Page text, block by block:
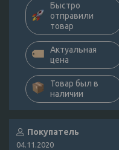
Быстро
отправили
товар
Актуальная
цена
Товар был в
наличии
Покупатель
04.11.2020